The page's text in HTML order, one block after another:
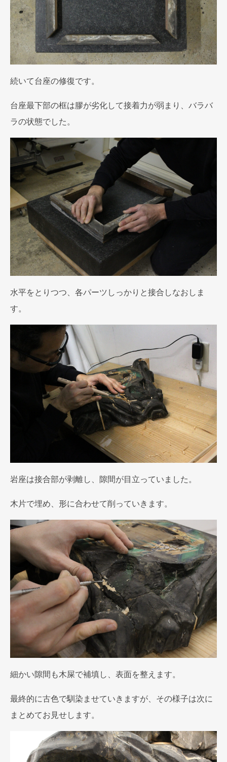
続いて台座の修復です。
台座最下部の框は膠が劣化して接着力が弱まり、バラバ
ラの状態でした。
水平をとりつつ、各パーツしっかりと接合しなおしま
す。
岩座は接合部が剥離し、隙間が目立っていました。
木片で埋め、形に合わせて削っていきます。
細かい隙間も木屎で補填し、表面を整えます。
最終的に古色で馴染ませていきますが、その様子は次に
まとめてお見せします。